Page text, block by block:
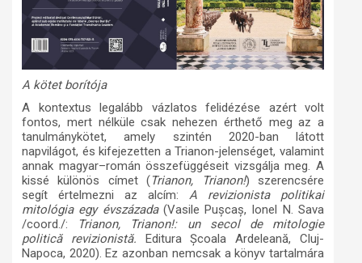
A kötet borítója
A kontextus legalább vázlatos felidézése azért volt
fontos, mert nélküle csak nehezen érthető meg az a
tanulmánykötet, amely szintén 2020-ban látott
napvilágot, és kifejezetten a Trianon-jelenséget, valamint
annak magyar–román összefüggéseit vizsgálja meg. A
kissé különös címet (Trianon, Trianon!) szerencsére
segít értelmezni az alcím: A revizionista politikai
mitológia egy évszázada(Vasile Pușcaș, Ionel N. Sava
/coord./: Trianon, Trianon!: un secol de mitologie
politică revizionistă. Editura Școala Ardeleană, Cluj-
Napoca, 2020). Ez azonban nemcsak a könyv tartalmára